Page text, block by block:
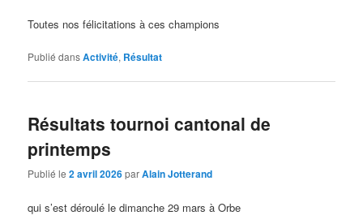
Toutes nos félicitations à ces champions
Publié dansActivité, Résultat
Résultats tournoi cantonal de
printemps
Publié le2 avril 2026parAlain Jotterand
qui s’est déroulé le dimanche 29 mars à Orbe